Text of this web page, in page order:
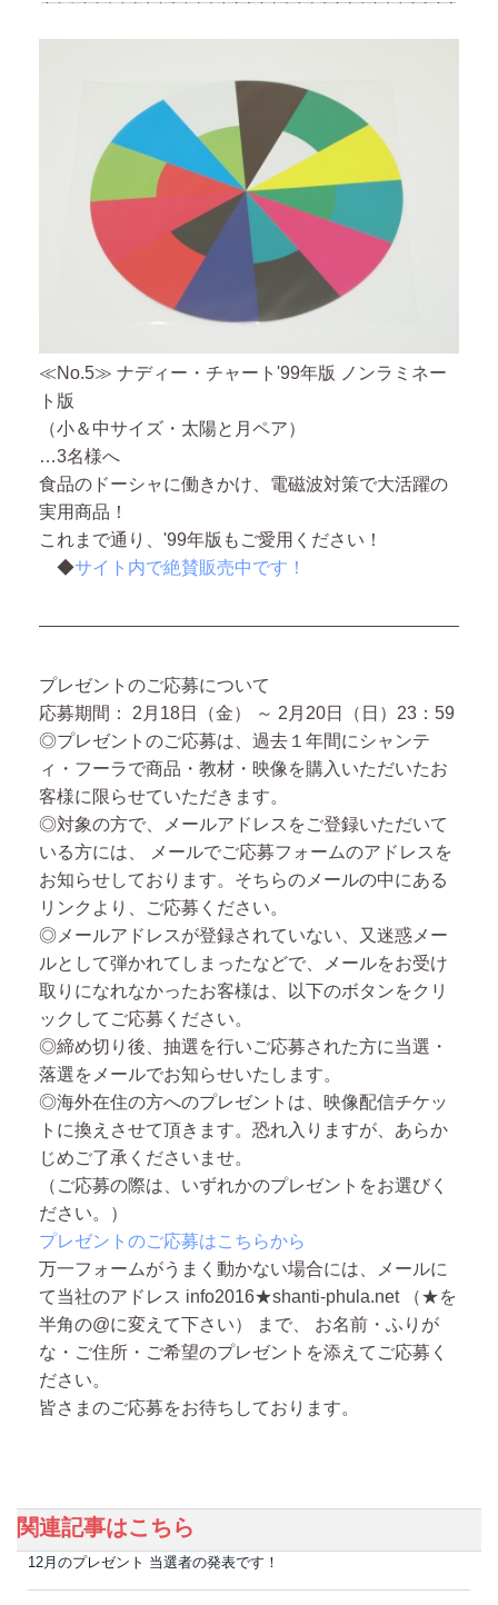
≪No.5≫ ナディー・チャート'99年版 ノンラミネー
ト版
（小＆中サイズ・太陽と月ペア）
…3名様へ
食品のドーシャに働きかけ、電磁波対策で大活躍の
実用商品！
これまで通り、'99年版もご愛用ください！
◆サイト内で絶賛販売中です！
プレゼントのご応募について
応募期間： 2月18日（金） ～ 2月20日（日）23：59
◎プレゼントのご応募は、過去１年間にシャンテ
ィ・フーラで商品・教材・映像を購入いただいたお
客様に限らせていただきます。
◎対象の方で、メールアドレスをご登録いただいて
いる方には、
メールでご応募フォームのアドレスを
お知らせしております。 そちらのメールの中にある
リンクより、ご応募ください。
◎メールアドレスが登録されていない、又迷惑メー
ルとして弾かれてしまったなどで、メールをお受け
取りになれなかったお客様は、以下のボタンをクリ
ックしてご応募ください。
◎締め切り後、抽選を行いご応募された方に当選・
落選をメールでお知らせいたします。
◎海外在住の方へのプレゼントは、映像配信チケッ
トに換えさせて頂きます。恐れ入りますが、あらか
じめご了承くださいませ。
（ご応募の際は、いずれかのプレゼントをお選びく
ださい。）
プレゼントのご応募はこちらから
万一フォームがうまく動かない場合には、メールに
て当社のアドレス info2016★shanti-phula.net （★を
半角の@に変えて下さい） まで、 お名前・ふりが
な・ご住所・ご希望のプレゼントを添えてご応募く
ださい。
皆さまのご応募をお待ちしております。
関連記事はこちら
12月のプレゼント 当選者の発表です！